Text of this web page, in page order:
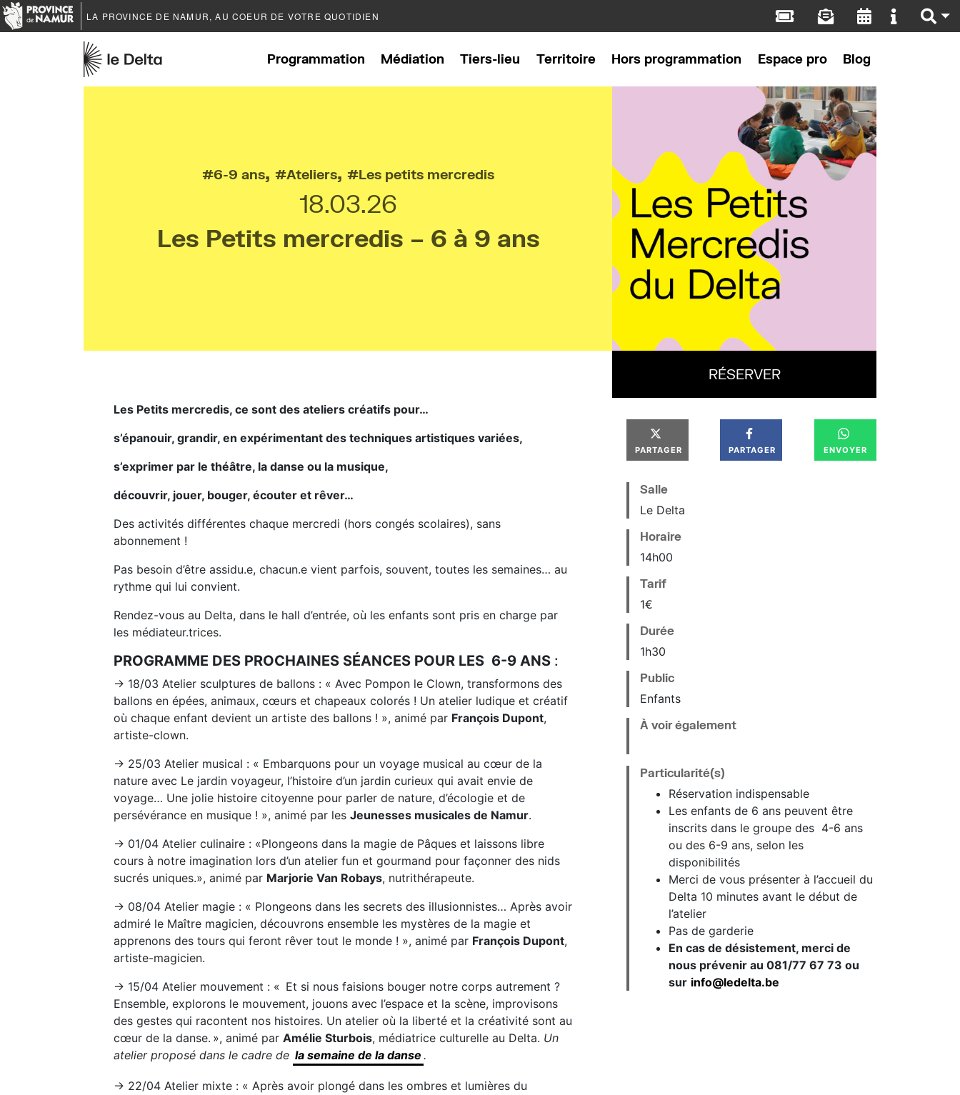
LA PROVINCE DE NAMUR, AU COEUR DE VOTRE QUOTIDIEN
Programmation Médiation Tiers-lieu Territoire Hors programmation Espace pro Blog
6-9 ans, Ateliers, Les petits mercredis
18.03.26
Les Petits mercredis – 6 à 9 ans
Les Petits mercredis, ce sont des ateliers créatifs pour…
s’épanouir, grandir, en expérimentant des techniques artistiques variées,
s’exprimer par le théâtre, la danse ou la musique,
découvrir, jouer, bouger, écouter et rêver…
Des activités différentes chaque mercredi (hors congés scolaires), sans
abonnement !
Pas besoin d’être assidu.e, chacun.e vient parfois, souvent, toutes les semaines… au
rythme qui lui convient.
Rendez-vous au Delta, dans le hall d’entrée, où les enfants sont pris en charge par
les médiateur.trices.
PROGRAMME DES PROCHAINES SÉANCES POUR LES 6-9 ANS :
→ 18/03 Atelier sculptures de ballons : « Avec Pompon le Clown, transformons des
ballons en épées, animaux, cœurs et chapeaux colorés ! Un atelier ludique et créatif
où chaque enfant devient un artiste des ballons ! », animé par François Dupont,
artiste-clown.
→ 25/03 Atelier musical : « Embarquons pour un voyage musical au cœur de la
nature avec Le jardin voyageur, l’histoire d’un jardin curieux qui avait envie de
voyage… Une jolie histoire citoyenne pour parler de nature, d’écologie et de
persévérance en musique ! », animé par les Jeunesses musicales de Namur.
→ 01/04 Atelier culinaire : «Plongeons dans la magie de Pâques et laissons libre
cours à notre imagination lors d’un atelier fun et gourmand pour façonner des nids
sucrés uniques.», animé par Marjorie Van Robays, nutrithérapeute.
→ 08/04 Atelier magie : « Plongeons dans les secrets des illusionnistes… Après avoir
admiré le Maître magicien, découvrons ensemble les mystères de la magie et
apprenons des tours qui feront rêver tout le monde ! », animé par François Dupont,
artiste-magicien.
→ 15/04 Atelier mouvement : « Et si nous faisions bouger notre corps autrement ?
Ensemble, explorons le mouvement, jouons avec l’espace et la scène, improvisons
des gestes qui racontent nos histoires. Un atelier où la liberté et la créativité sont au
cœur de la danse. », animé par Amélie Sturbois, médiatrice culturelle au Delta. Un
atelier proposé dans le cadre de la semaine de la danse .
→ 22/04 Atelier mixte : « Après avoir plongé dans les ombres et lumières du
RÉSERVER
PARTAGER PARTAGER ENVOYER
Salle
Le Delta
Horaire
14h00
Tarif
1€
Durée
1h30
Public
Enfants
À voir également
Particularité(s)
Réservation indispensable
Les enfants de 6 ans peuvent être
inscrits dans le groupe des 4-6 ans
ou des 6-9 ans, selon les
disponibilités
Merci de vous présenter à l’accueil du
Delta 10 minutes avant le début de
l’atelier
Pas de garderie
En cas de désistement, merci de
nous prévenir au 081/77 67 73 ou
sur info@ledelta.be